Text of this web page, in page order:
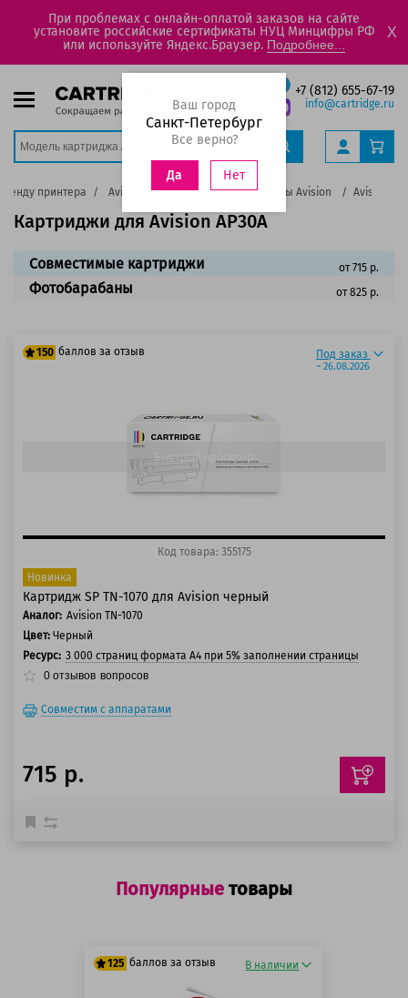
При проблемах с онлайн-оплатой заказов на сайте
установите российские сертификаты НУЦ Минцифры РФ
или используйте Яндекс.Браузер. Подробнее...
X
+7 (812) 655-67-19
info@cartridge.ru
Ваш город
Санкт-Петербург
Все верно?
Да Нет
принтера Avision Лазерные ч/б принтеры Avision Avision
Картриджи для Avision AP30A
Совместимые картриджи от 715 р.
Фотобарабаны от 825 р.
150 баллов за отзыв Под заказ
~ 26.08.2026
Быстрый просмотр
Код товара: 355175
Новинка
Картридж SP TN-1070 для Avision черный
Аналог: Avision TN-1070
Цвет: Черный
Ресурс: 3 000 страниц формата А4 при 5% заполнении страницы
0 отзывов вопросов
Совместим с аппаратами
715 р.
Популярные товары
125 баллов за отзыв В наличии